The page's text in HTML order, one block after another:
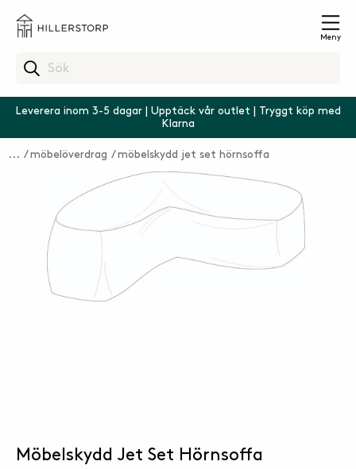
Meny
Leverera inom 3-5 dagar | Upptäck vår outlet | Tryggt köp med
Klarna
möbelöverdrag möbelskydd jet set hörnsoffa
Möbelskydd Jet Set Hörnsoffa